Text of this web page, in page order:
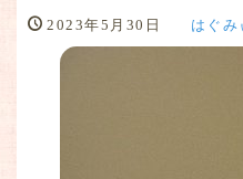
2023年5月30日 はぐみ